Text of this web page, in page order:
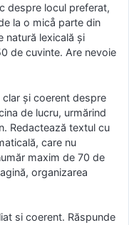
despre locul preferat,
la o micå parte din
natură lexicală şi
de cuvinte. Are nevoie
clar şi coerent despre
de lucru, urmărind
Redactează textul cu
care nu
maxim de 70 de
organizarea
si coerent. Răspunde